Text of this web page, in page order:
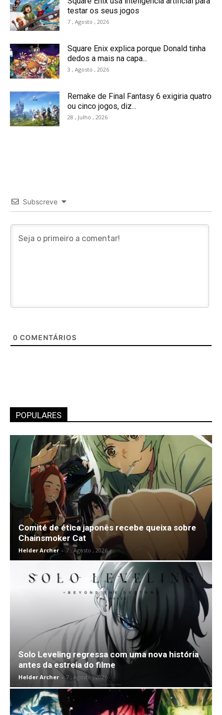
testar os seus jogos
7 , Agosto , 2026
Square Enix explica porque Donald tinha
dedos a mais na capa...
3 , Agosto , 2026
Remake de Final Fantasy 6 exigiria quatro
ou cinco jogos, diz...
28 , Julho , 2026
Subscreve
0 COMENTÁRIOS
POPULARES
Comité de ética japonês recebe queixa sobre
Chainsmoker Cat
Helder Archer - 7 , Agosto , 2026
Solo Leveling regressa com uma nova história
antes da estreia do filme
Helder Archer - 7 , Agosto , 2026